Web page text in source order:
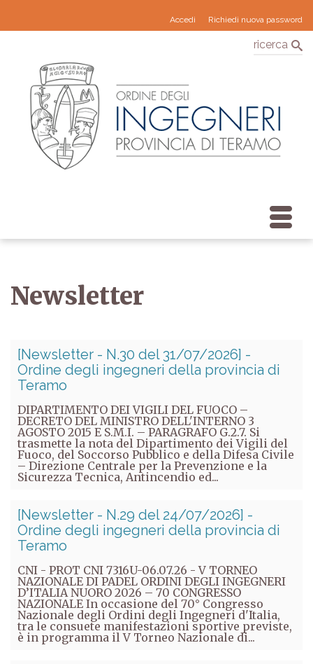
Accedi Richiedi nuova password
ricerca
Newsletter
[Newsletter - N.30 del 31/07/2026] -
Ordine degli ingegneri della provincia di
Teramo
DIPARTIMENTO DEI VIGILI DEL FUOCO –
DECRETO DEL MINISTRO DELL'INTERNO 3
AGOSTO 2015 E S.M.I. – PARAGRAFO G.2.7. Si
trasmette la nota del Dipartimento dei Vigili del
Fuoco, del Soccorso Pubblico e della Difesa Civile
– Direzione Centrale per la Prevenzione e la
Sicurezza Tecnica, Antincendio ed...
[Newsletter - N.29 del 24/07/2026] -
Ordine degli ingegneri della provincia di
Teramo
CNI - PROT CNI 7316U-06.07.26 - V TORNEO
NAZIONALE DI PADEL ORDINI DEGLI INGEGNERI
D’ITALIA NUORO 2026 – 70 CONGRESSO
NAZIONALE In occasione del 70° Congresso
Nazionale degli Ordini degli Ingegneri d'Italia,
tra le consuete manifestazioni sportive previste,
è in programma il V Torneo Nazionale di...